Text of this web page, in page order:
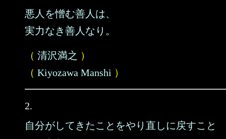
悪人を憎む善人は、
実力なき善人なり。
（ 清沢満之 ）
（ Kiyozawa Manshi ）
2.
自分がしてきたことをやり直しに戻すこと